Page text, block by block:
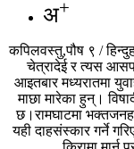
अ+
कपिलवस्तु,पौष ९ /
चेत्रादेई र त्यस
आइतबार मध्यरातमा
माछा मारेका हुन्।
छ।रामघाटमा
यही दाहसंस्कार गर्ने